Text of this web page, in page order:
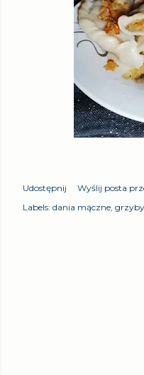
Udostępnij
Wyślij posta
Labels: dania mączne grzyby